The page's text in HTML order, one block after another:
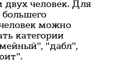
двух человек. Для
можно
категории
"дабл",